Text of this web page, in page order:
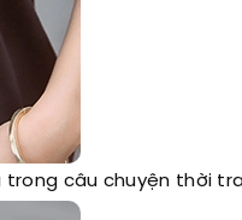
câu chuyện thời